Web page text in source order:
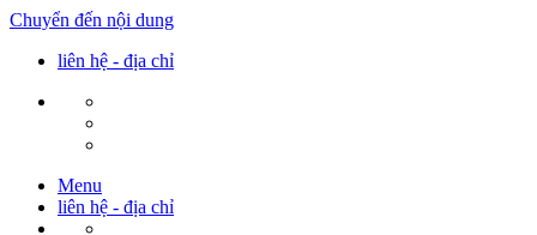
Chuyển đến nội dung
liên hệ - địa chỉ
Menu
liên hệ - địa chỉ